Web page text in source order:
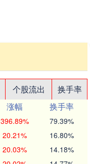
个股流出
换手率
涨幅
换手率
396.89% 79.39%
20.21% 16.80%
20.03% 14.18%